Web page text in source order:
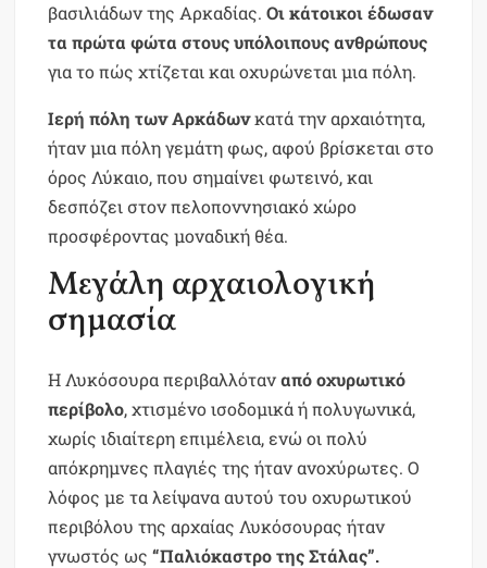
βασιλιάδων της Aρκαδίας. Oι κάτοικοι έδωσαν
τα πρώτα φώτα στους υπόλοιπους ανθρώπους
για το πώς χτίζεται και οχυρώνεται μια πόλη.
Ιερή πόλη των Αρκάδωνκατά την αρχαιότητα,
ήταν μια πόλη γεμάτη φως, αφού βρίσκεται στο
όρος Λύκαιο, που σημαίνει φωτεινό, και
δεσπόζει στον πελοποννησιακό χώρο
προσφέροντας μοναδική θέα.
Μεγάλη αρχαιολογική
σημασία
Η Λυκόσουρα περιβαλλόταναπό οχυρωτικό
περίβολο, χτισμένο ισοδομικά ή πολυγωνικά,
χωρίς ιδιαίτερη επιμέλεια, ενώ οι πολύ
απόκρημνες πλαγιές της ήταν ανοχύρωτες. Ο
λόφος με τα λείψανα αυτού του οχυρωτικού
περιβόλου της αρχαίας Λυκόσουρας ήταν
γνωστός ως“Παλιόκαστρο της Στάλας”.